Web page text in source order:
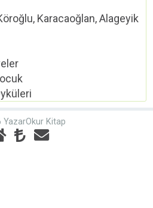
Karacaoğlan, Alageyik
Kitap